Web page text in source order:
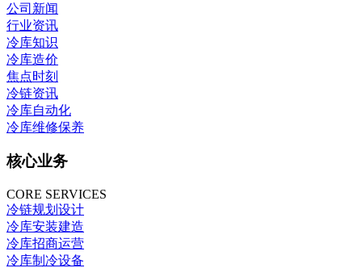
公司新闻
行业资讯
冷库知识
冷库造价
焦点时刻
冷链资讯
冷库自动化
冷库维修保养
核心业务
CORE SERVICES
冷链规划设计
冷库安装建造
冷库招商运营
冷库制冷设备